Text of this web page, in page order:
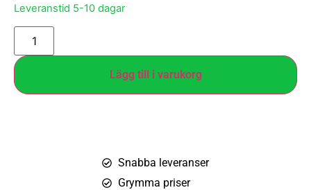
Leveranstid 5-10 dagar
Lägg till i varukorg
Snabba leveranser
Grymma priser